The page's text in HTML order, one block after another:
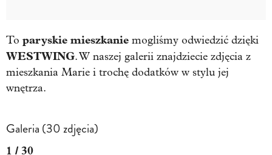
To paryskie mieszkanie mogliśmy odwiedzić dzięki
WESTWING. W naszej galerii znajdziecie zdjęcia z
mieszkania Marie i trochę dodatków w stylu jej
wnętrza.
Galeria (30 zdjęcia)
1 / 30